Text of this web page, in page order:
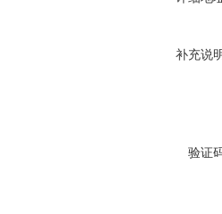
补充说
验证